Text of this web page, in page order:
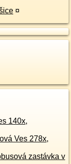
hl. n. = > Košice ¤
140x,
Ves 278x,
zastávka v